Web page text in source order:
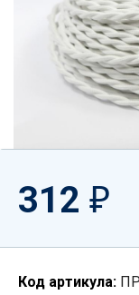
312 ₽
Код артикула: